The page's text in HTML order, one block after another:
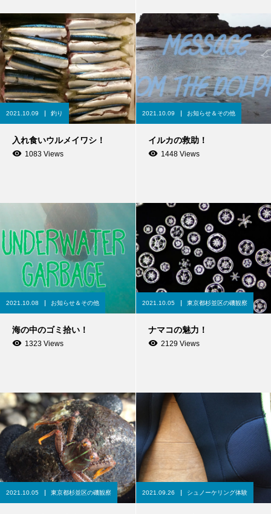
2021.10.09 釣り
入れ食いウルメイワシ！
1083 Views
2021.10.09 お知らせ＆その他
イルカの救助！
1448 Views
2021.10.08 お知らせ＆その他
海の中のゴミ拾い！
1323 Views
2021.10.05 東京都杉並区の磯観察
ナマコの魅力！
2129 Views
2021.10.05 東京都杉並区の磯観察 2021.09.26 シュノーケリング体験